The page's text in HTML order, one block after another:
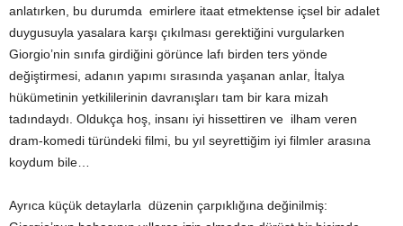
anlatırken, bu durumda emirlere itaat etmektense içsel bir adalet
duygusuyla yasalara karşı çıkılması gerektiğini vurgularken
Giorgio’nin sınıfa girdiğini görünce lafı birden ters yönde
değiştirmesi, adanın yapımı sırasında yaşanan anlar, İtalya
hükümetinin yetkililerinin davranışları tam bir kara mizah
tadındaydı. Oldukça hoş, insanı iyi hissettiren ve ilham veren
dram-komedi türündeki filmi, bu yıl seyrettiğim iyi filmler arasına
koydum bile…
Ayrıca küçük detaylarla düzenin çarpıklığına değinilmiş: